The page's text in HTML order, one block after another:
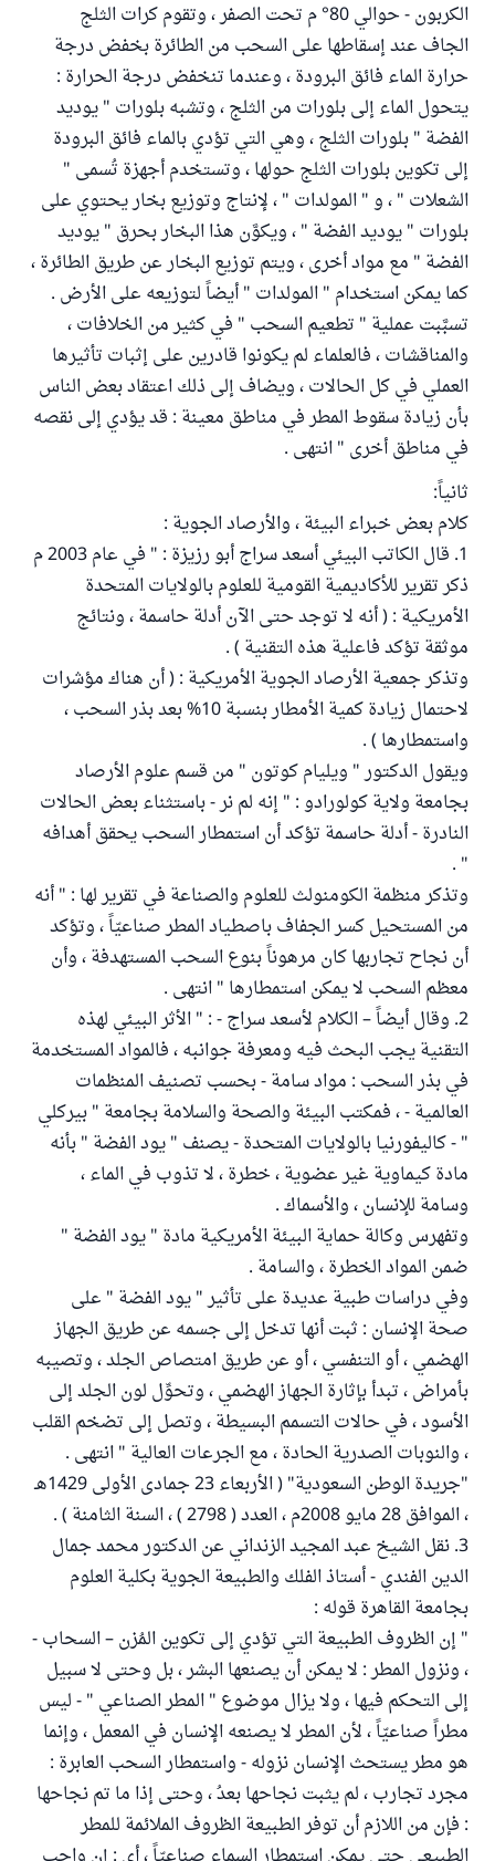
الكربون - حوالي 80° م تحت الصفر ، وتقوم كرات الثلج
الجاف عند إسقاطها على السحب من الطائرة بخفض درجة
حرارة الماء فائق البرودة ، وعندما تنخفض درجة الحرارة :
يتحول الماء إلى بلورات من الثلج ، وتشبه بلورات " يوديد
الفضة " بلورات الثلج ، وهي التي تؤدي بالماء فائق البرودة
إلى تكوين بلورات الثلج حولها ، وتستخدم أجهزة تُسمى "
الشعلات " ، و " المولدات " ، لإنتاج وتوزيع بخار يحتوي على
بلورات " يوديد الفضة " ، ويكوَّن هذا البخار بحرق " يوديد
الفضة " مع مواد أخرى ، ويتم توزيع البخار عن طريق الطائرة ،
كما يمكن استخدام " المولدات " أيضاً لتوزيعه على الأرض .
تسبَّبت عملية " تطعيم السحب " في كثير من الخلافات ،
والمناقشات ، فالعلماء لم يكونوا قادرين على إثبات تأثيرها
العملي في كل الحالات ، ويضاف إلى ذلك اعتقاد بعض الناس
بأن زيادة سقوط المطر في مناطق معينة : قد يؤدي إلى نقصه
في مناطق أخرى " انتهى .
ثانياً:
كلام بعض خبراء البيئة ، والأرصاد الجوية :
1. قال الكاتب البيئي أسعد سراج أبو رزيزة : " في عام 2003 م
ذكر تقرير للأكاديمية القومية للعلوم بالولايات المتحدة
الأمريكية : ( أنه لا توجد حتى الآن أدلة حاسمة ، ونتائج
موثقة تؤكد فاعلية هذه التقنية ) .
وتذكر جمعية الأرصاد الجوية الأمريكية : ( أن هناك مؤشرات
لاحتمال زيادة كمية الأمطار بنسبة 10% بعد بذر السحب ،
واستمطارها ) .
ويقول الدكتور " ويليام كوتون " من قسم علوم الأرصاد
بجامعة ولاية كولورادو : " إنه لم نر - باستثناء بعض الحالات
النادرة - أدلة حاسمة تؤكد أن استمطار السحب يحقق أهدافه
" .
وتذكر منظمة الكومنولث للعلوم والصناعة في تقرير لها : " أنه
من المستحيل كسر الجفاف باصطياد المطر صناعيّاً ، وتؤكد
أن نجاح تجاربها كان مرهوناً بنوع السحب المستهدفة ، وأن
معظم السحب لا يمكن استمطارها " انتهى .
2. وقال أيضاً – الكلام لأسعد سراج - : " الأثر البيئي لهذه
التقنية يجب البحث فيه ومعرفة جوانبه ، فالمواد المستخدمة
في بذر السحب : مواد سامة - بحسب تصنيف المنظمات
العالمية - ، فمكتب البيئة والصحة والسلامة بجامعة " بيركلي
" - كاليفورنيا بالولايات المتحدة - يصنف " يود الفضة " بأنه
مادة كيماوية غير عضوية ، خطرة ، لا تذوب في الماء ،
وسامة للإنسان ، والأسماك .
وتفهرس وكالة حماية البيئة الأمريكية مادة " يود الفضة "
ضمن المواد الخطرة ، والسامة .
وفي دراسات طبية عديدة على تأثير " يود الفضة " على
صحة الإنسان : ثبت أنها تدخل إلى جسمه عن طريق الجهاز
الهضمي ، أو التنفسي ، أو عن طريق امتصاص الجلد ، وتصيبه
بأمراض ، تبدأ بإثارة الجهاز الهضمي ، وتحوِّل لون الجلد إلى
الأسود ، في حالات التسمم البسيطة ، وتصل إلى تضخم القلب
، والنوبات الصدرية الحادة ، مع الجرعات العالية " انتهى .
"جريدة الوطن السعودية" ( الأربعاء 23 جمادى الأولى 1429هـ
، الموافق 28 مايو 2008م ، العدد ( 2798 ) ، السنة الثامنة ) .
3. نقل الشيخ عبد المجيد الزنداني عن الدكتور محمد جمال
الدين الفندي - أستاذ الفلك والطبيعة الجوية بكلية العلوم
بجامعة القاهرة قوله :
" إن الظروف الطبيعة التي تؤدي إلى تكوين المُزن – السحاب -
، ونزول المطر : لا يمكن أن يصنعها البشر ، بل وحتى لا سبيل
إلى التحكم فيها ، ولا يزال موضوع " المطر الصناعي " - ليس
مطراً صناعيّاً ، لأن المطر لا يصنعه الإنسان في المعمل ، وإنما
هو مطر يستحث الإنسان نزوله - واستمطار السحب العابرة :
مجرد تجارب ، لم يثبت نجاحها بعدُ ، وحتى إذا ما تم نجاحها
: فإن من اللازم أن توفر الطبيعة الظروف الملائمة للمطر